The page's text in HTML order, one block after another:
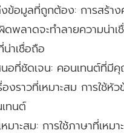
งข้อมูลที่ถูกต้อง: การสร้า
พลาดจะทำลายความน่
าเชื่อถือ
อที่ชัดเจน: คอนเทนต์ที่มีคุ
องราวที่เหมาะสม การใช้
ทนต์
มาะสม:การใช้ภาษาที่เหม